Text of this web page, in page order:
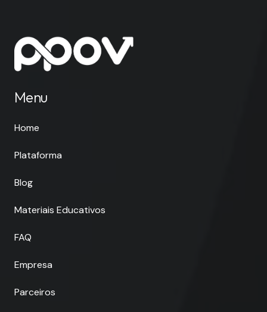
Menu
Home
Plataforma
Blog
Materiais Educativos
FAQ
Empresa
Parceiros